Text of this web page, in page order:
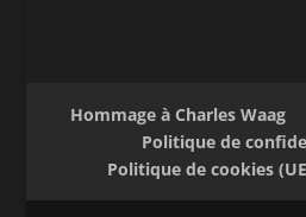
Hommage à Charles Waag
Politique de
Politique de cookies